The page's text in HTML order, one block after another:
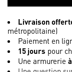
Livraison
métropolitaine)
Paiement en
15 jours pour
Une armurerie